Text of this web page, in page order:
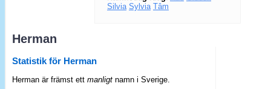
Silvia Sylvia Tâm
Herman
Statistik för Herman
Herman är främst ettmanligt namn i Sverige.